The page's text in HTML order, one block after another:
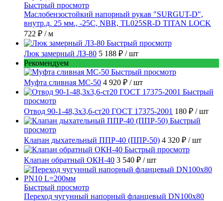
Быстрый просмотр
Маслобензостойкий напорный рукав "SURGUT-D",
внутр.д. 25 мм., -25C, NBR, TL025SR-D TITAN LOCK
722 ₽ / м
Быстрый просмотр
Люк замерный ЛЗ-80 5 188 ₽ / шт
Рекомендуем
Быстрый просмотр
Муфта сливная МС-50 4 920 ₽ / шт
Быстрый
просмотр
Отвод 90-1-48,3х3,6-ст20 ГОСТ 17375-2001 180 ₽ / шт
Быстрый
просмотр
Клапан дыхательный ППР-40 (ППР-50) 4 320 ₽ / шт
Быстрый просмотр
Клапан обратный ОКН-40 3 540 ₽ / шт
Быстрый просмотр
Переход чугунный напорный фланцевый DN100х80